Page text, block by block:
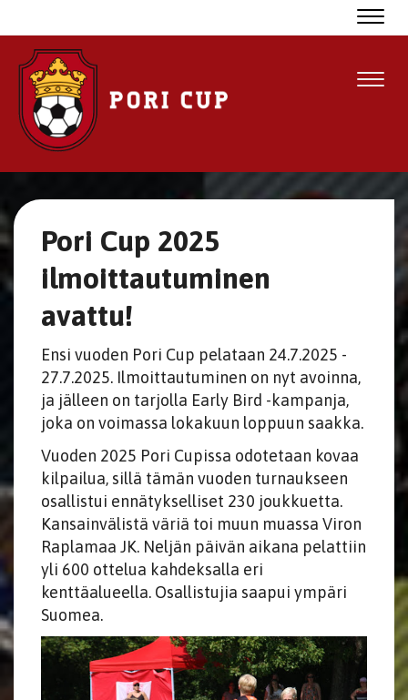
Pori Cup 2025
ilmoittautuminen
avattu!
Ensi vuoden Pori Cup pelataan 24.7.2025 -
27.7.2025. Ilmoittautuminen on nyt avoinna,
ja jälleen on tarjolla Early Bird -kampanja,
joka on voimassa lokakuun loppuun saakka.
Vuoden 2025 Pori Cupissa odotetaan kovaa
kilpailua, sillä tämän vuoden turnaukseen
osallistui ennätykselliset 230 joukkuetta.
Kansainvälistä väriä toi muun muassa Viron
Raplamaa JK. Neljän päivän aikana pelattiin
yli 600 ottelua kahdeksalla eri
kenttäalueella. Osallistujia saapui ympäri
Suomea.